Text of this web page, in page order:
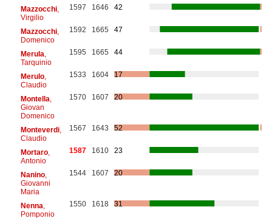
Mazzocchi,
Virgilio
1597 1646 42
Mazzocchi,
Domenico
1592 1665 47
Merula
Tarquinio
1595 1665 44
Merulo,
Claudio
1533 1604 17
Montella
Giovan
Domenico
1570 1607 20
Monteverdi,
Claudio
1567 1643 52
Mortaro,
Antonio
1587 1610 23
Nanino,
Giovanni
Maria
1544 1607 20
Nenna
Pomponio
1550 1618 31